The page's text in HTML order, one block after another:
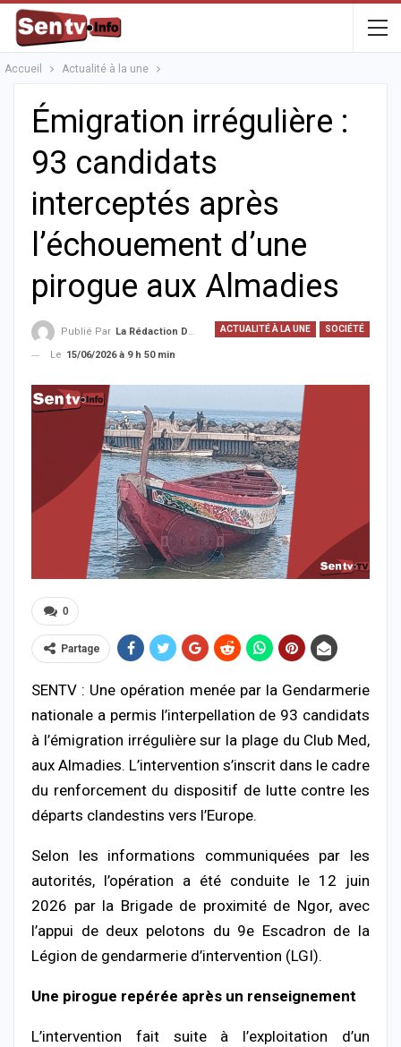
Accueil Actualité à la une
Émigration irrégulière :
93 candidats
interceptés après
l’échouement d’une
pirogue aux Almadies
ACTUALITÉ À LA UNE SOCIÉTÉ
Publié Par La Rédaction De La SenTV.info
Le 15/06/2026 à 9 h 50 min
0
Partage
SENTV : Une opération menée par la Gendarmerie
nationale a permis l’interpellation de 93 candidats
à l’émigration irrégulière sur la plage du Club Med,
aux Almadies. L’intervention s’inscrit dans le cadre
du renforcement du dispositif de lutte contre les
départs clandestins vers l’Europe.
Selon les informations communiquées par les
autorités, l’opération a été conduite le 12 juin
2026 par la Brigade de proximité de Ngor, avec
l’appui de deux pelotons du 9e Escadron de la
Légion de gendarmerie d’intervention (LGI).
Une pirogue repérée après un renseignement
L’intervention fait suite à l’exploitation d’un